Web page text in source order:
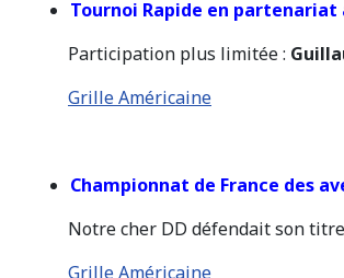
Tournoi Rapide en partenariat
Participation plus limitée :
Grille Américaine
Championnat de France des
Notre cher DD défendait son
Grille Américaine